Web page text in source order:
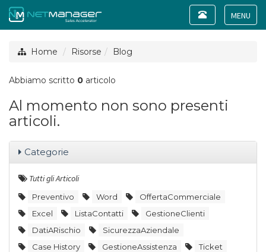
Toggle
Toggle
navigation
Home Risorse Blog
Abbiamo scritto 0 articolo
Al momento non sono presenti
articoli.
Categorie
Tutti gli Articoli
Preventivo Word
OffertaCommerciale
Excel
ListaContatti
GestioneClienti
DatiARischio
SicurezzaAziendale
Case History
GestioneAssistenza
Ticket